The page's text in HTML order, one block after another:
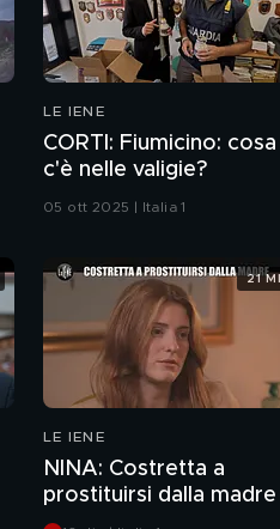
REI:
anni
per
LE IENE
CORTI: Fiumicino: cosa
c'è nelle valigie?
05 ott 2025 | Italia 1
LE IENE
NINA: Costretta a
prostituirsi dalla madre
21